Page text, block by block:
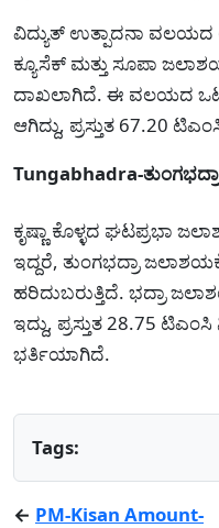
ವಿದ್ಯುತ್ ಉತ್ಪಾದನಾ ವಲಯದ
ಕ್ಯೂಸೆಕ್ ಮತ್ತು ಸೂಪಾ
ದಾಖಲಾಗಿದೆ. ಈ ವಲಯದ
ಆಗಿದ್ದು, ಪ್ರಸ್ತುತ 67.20
Tungabhadra-
ಕೃಷ್ಣಾ ಕೊಳ್ಳದ ಘಟಪ್ರಭಾ
ಇದ್ದರೆ, ತುಂಗಭದ್ರಾ
ಹರಿದುಬರುತ್ತಿದೆ. ಭದ್ರಾ
ಇದ್ದು, ಪ್ರಸ್ತುತ 28.75
ಭರ್ತಿಯಾಗಿದೆ.
Tags:
← PM-Kisan Amount-